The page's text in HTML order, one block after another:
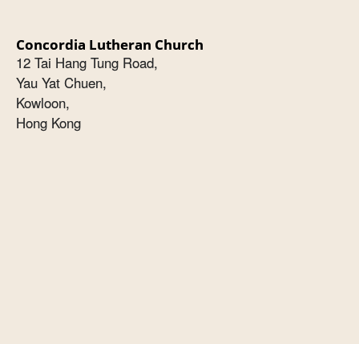
Concordia Lutheran Church
12 Tai Hang Tung Road,
Yau Yat Chuen,
Kowloon,
Hong Kong